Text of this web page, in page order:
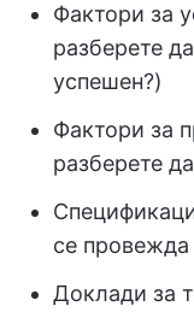
Фактори за
разберете
успешен?)
Фактори за
разберете
се провежда
Доклади за